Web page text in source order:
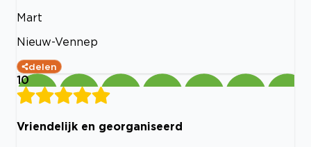
Mart
Nieuw-Vennep
delen
10
Vriendelijk en georganiseerd